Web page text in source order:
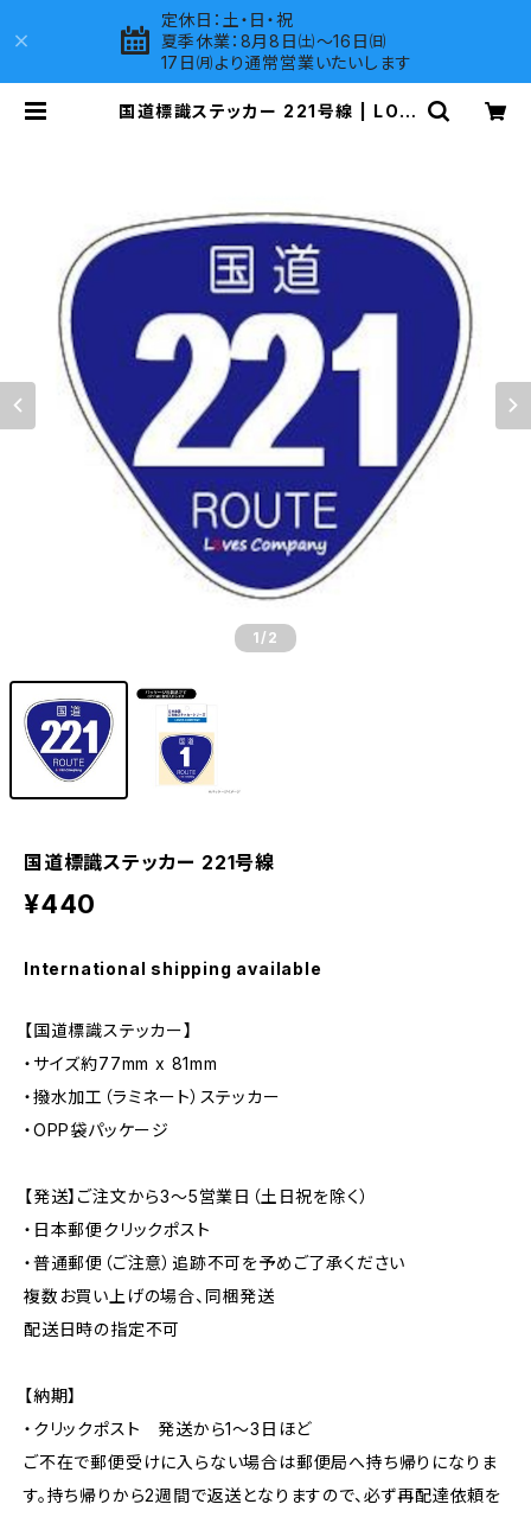
定休日：土・日・祝
夏季休業：8月8日㈯～16日㈰
17日㈪より通常営業いたいします
国道標識ステッカー 221号線 | LOV
1 /2
国道標識ステッカー 221号線
¥440
International shipping available
【国道標識ステッカー】
・サイズ約77mm x 81mm
・撥水加工（ラミネート）ステッカー
・OPP袋パッケージ
【発送】ご注文から3〜5営業日（土日祝を除く）
・日本郵便クリックポスト
・普通郵便（ご注意）追跡不可を予めご了承ください
複数お買い上げの場合、同梱発送
配送日時の指定不可
【納期】
・クリックポスト 発送から1〜3日ほど
ご不在で郵便受けに入らない場合は郵便局へ持ち帰りになりま
す。持ち帰りから2週間で返送となりますので、必ず再配達依頼を